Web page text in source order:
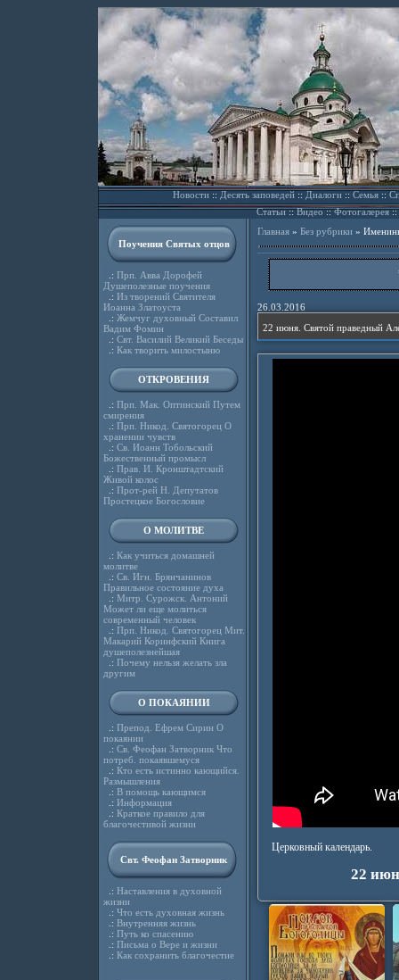
Новости::Десять заповедей::Диалоги::Семья::
Статьи::Видео ::Фотогалерея::
Поучения Святых отцов
.: Прп. Авва Дорофей
Душеполезные поучения
.: Из творений Святителя
Иоанна Златоуста
.: Жемчуг духовный Составил
Вадим Фомин
.: Свт. Василий Великий Беседы
.: Как творить милостыню
ОТКРОВЕНИЯ
.: Прп. Мак. Оптинский Путем
смирения
.: Прп. Никод. Святогорец О
хранении чувств
.: Св. Иоанн Тобольский
Божественный промысл
.: Прав. И. Кронштадтский
Живой колос
.: Прот-рей Н. Депутатов
Простецкое Богословие
О МОЛИТВЕ
.: Как учиться домашней
молитве
.: Св. Игн. Брянчанинов
Правильное состояние духа
.: Митр. Сурожск. Антоний
Может ли еще молиться
современный человек
.: Прп. Никод. Святогорец Мит.
Макарий Коринфский Книга
душеполезнейшая
.: Почему нельзя желать зла
другим
О ПОКАЯНИИ
.: Препод. Ефрем Сирин О
покаянии
.: Св. Феофан Затворник Что
потреб. покаявшемуся
.: Кто есть истинно кающийся.
Размышления
.: В помощь кающимся
.: Информация
.: Краткое правило для
благочестивой жизни
Свт. Феофан Затворник
.: Наставления в духовной
жизни
.: Что есть духовная жизнь
.: Внутренняя жизнь
.: Путь ко спасению
.: Письма о Вере и жизни
.: Как сохранить благочестие
Главная» Без рубрики»
26.03.2016
22 июня. Святой праведный
Церковный календарь.
22